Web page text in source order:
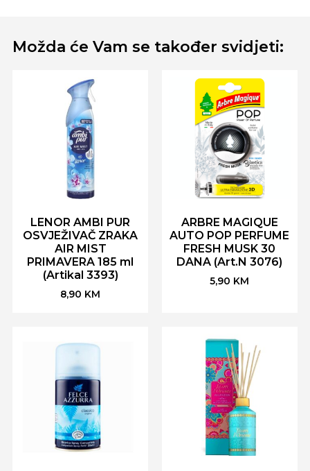
Možda će Vam se također svidjeti:
LENOR AMBI PUR
OSVJEŽIVAČ ZRAKA
AIR MIST
PRIMAVERA 185 ml
(Artikal 3393)
8,90 KM
ARBRE MAGIQUE
AUTO POP PERFUME
FRESH MUSK 30
DANA (Art.N 3076)
5,90 KM